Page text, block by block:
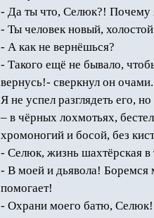
- Да ты что, Селюк?! Почему
- Ты человек новый,
- А как не вернёшься?
- Такого ещё не бывало,
вернусь!- сверкнул он очами.
Я не успел разглядеть его,
– в чёрных лохмотьях,
хромоногий и босой, без
- Селюк, жизнь шахтёрская в
- В моей и дьявола!
помогает!
- Охрани моего батю,